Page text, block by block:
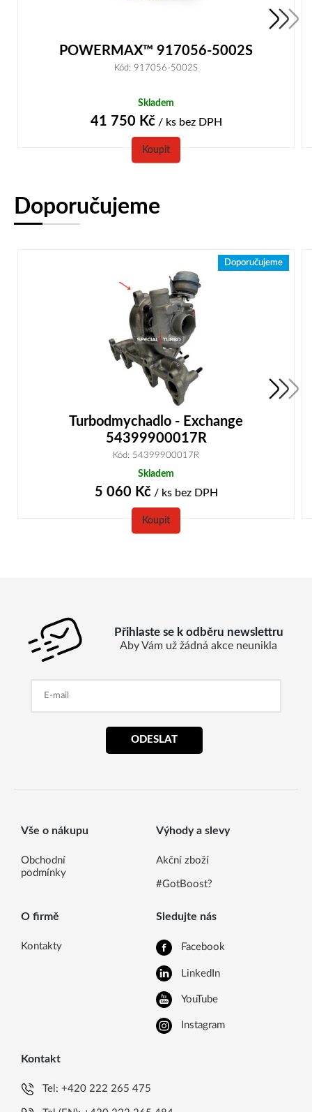
POWERMAX™ 917056-5002S
Kód: 917056-5002S
Skladem
41 750 Kč/ ks bez DPH
Koupit
Doporučujeme
Doporučujeme
Turbodmychadlo - Exchange
54399900017R
Kód: 54399900017R
Skladem
5 060 Kč/ ks bez DPH
Koupit
Přihlaste se k odběru newslettru
Aby Vám už žádná akce neunikla
ODESLAT
Vše o nákupu
Obchodní
podmínky
Výhody a slevy
Akční zboží
#GotBoost?
O firmě
Kontakty
Sledujte nás
Facebook
LinkedIn
YouTube
Instagram
Kontakt
Tel:+420 222 265 475